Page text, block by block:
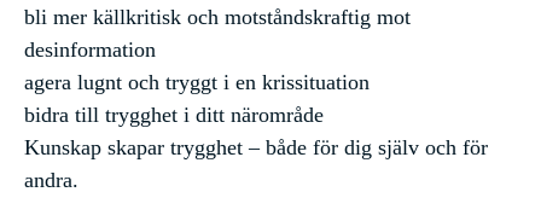
bli mer källkritisk och motståndskraftig mot
desinformation
agera lugnt och tryggt i en krissituation
bidra till trygghet i ditt närområde
Kunskap skapar trygghet – både för dig själv och för
andra.